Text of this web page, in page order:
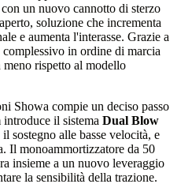
un nuovo cannotto di sterzo
soluzione che incrementa
e aumenta l'interasse. Grazie a
in ordine di marcia
rispetto al modello
Showa compie un deciso passo
il sistema Dual Blow
sostegno alle basse velocità, e
Il monoammortizzatore da 50
insieme a un nuovo leveraggio
la sensibilità della trazione.